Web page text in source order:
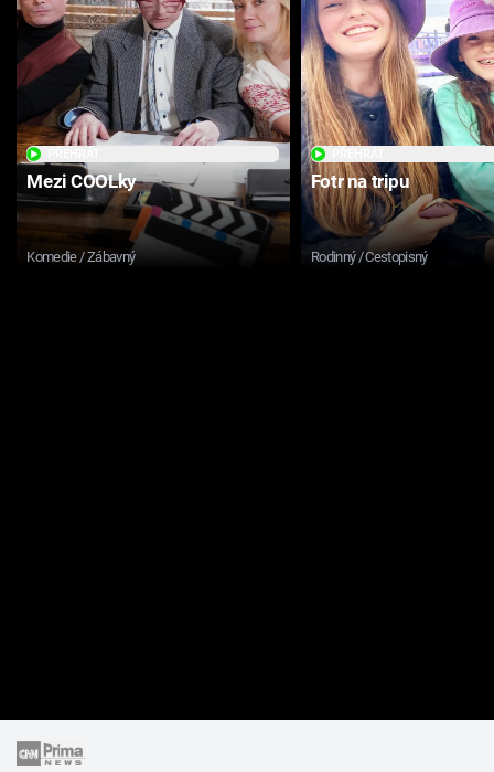
Mezi COOLky
Komedie / Zábavný
Fotr na tripu
Rodinný / Cestopisný